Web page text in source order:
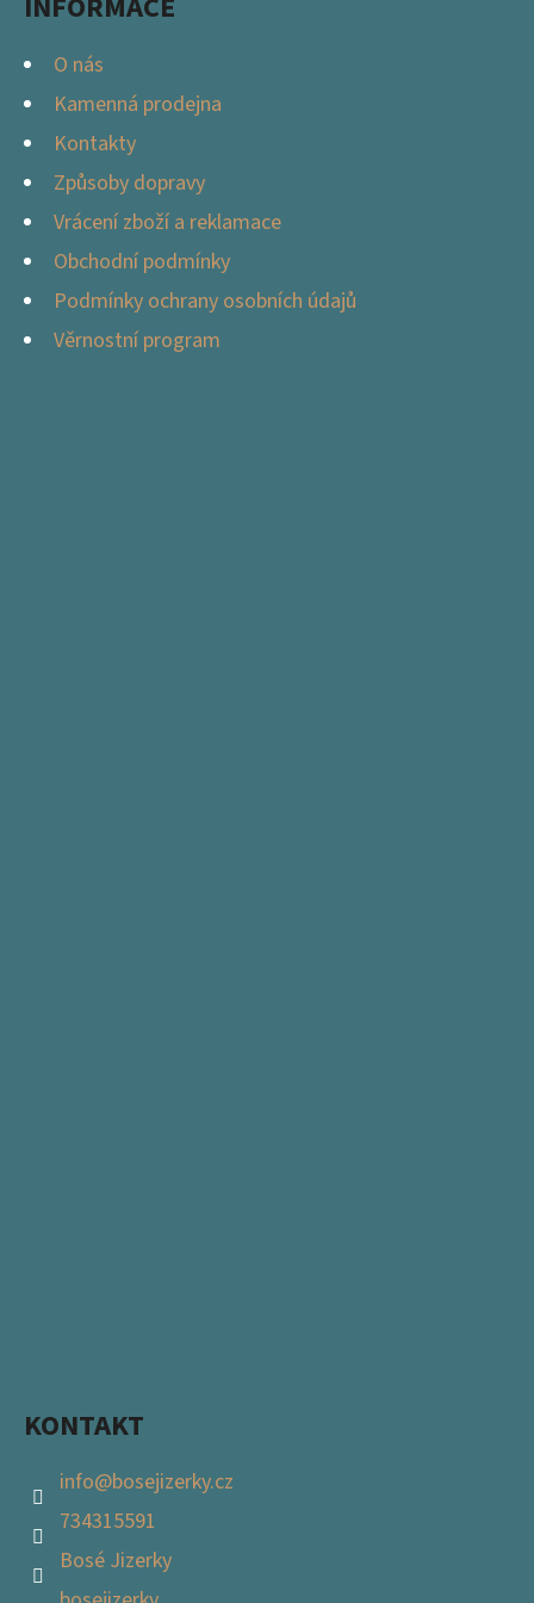
S
O nás
Kamenná prodejna
Kontakty
Způsoby dopravy
Vrácení zboží a reklamace
Obchodní podmínky
Podmínky ochrany osobních údajů
Věrnostní program
KONTAKT
info@bosejizerky.cz
734315591
Bosé Jizerky